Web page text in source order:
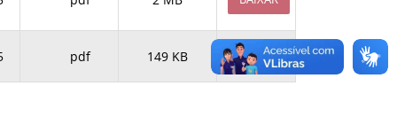
pdf 149 KB BAIXAR